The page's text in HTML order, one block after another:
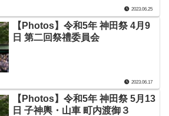
2023.06.25
【Photos】令和5年 神田祭 4月9
日 第二回祭禮委員会
2023.06.17
【Photos】令和5年 神田祭 5月13
日 子神輿・山車 町内渡御３